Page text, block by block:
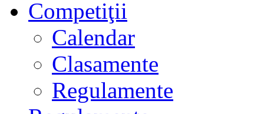
Competiţii
Calendar
Clasamente
Regulamente